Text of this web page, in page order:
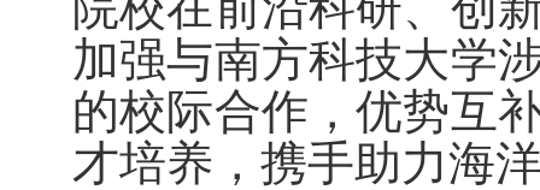
加强与南方科技大学
的校际合作，优势互
才培养，携手助力海